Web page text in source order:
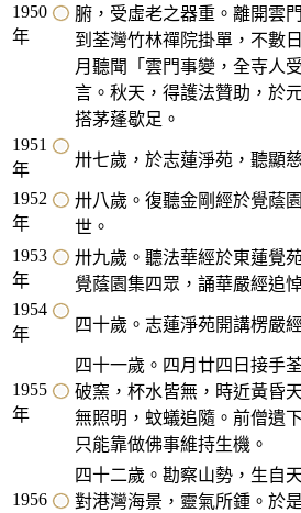
1950
年
腑，受虛老之器重。離開雲
到荃灣竹林禪院掛單，不數
月聽聞「雲門事變，全寺人
言。秋天，得護法贊助，於
搭茅蓬歇足。
1951
年
卅七歲，於志蓮淨苑，聽顯
1952
年
卅八歲。復聽金剛經於覺蔭
世。
1953
年
卅九歲。聽法華經於東蓮覺
覺蔭園集四眾，誦華嚴經追
1954
年
四十歲。志蓮淨苑開講楞嚴
1955
年
四十一歲。四月廿四日接手
破窯，杯水皆無，時近黃昏
無照明，蚊蟻追隨。前僧遺
只能靠做佛事維持生機。
1956
四十二歲。勘察山勢，生自
對港灣海景，靈氣所鍾。於